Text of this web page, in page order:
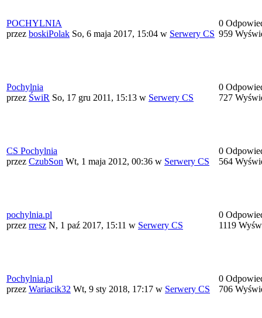
POCHYLNIA
przez boskiPolak So, 6 maja 2017, 15:04 w Serwery CS
0
959
Pochylnia
przez ŚwiR So, 17 gru 2011, 15:13 w Serwery CS
0
727
CS Pochylnia
przez CzubSon Wt, 1 maja 2012, 00:36 w Serwery CS
0
564
pochylnia.pl
przez rresz N, 1 paź 2017, 15:11 w Serwery CS
0
1119
Pochylnia.pl
przez Wariacik32 Wt, 9 sty 2018, 17:17 w Serwery CS
0
706